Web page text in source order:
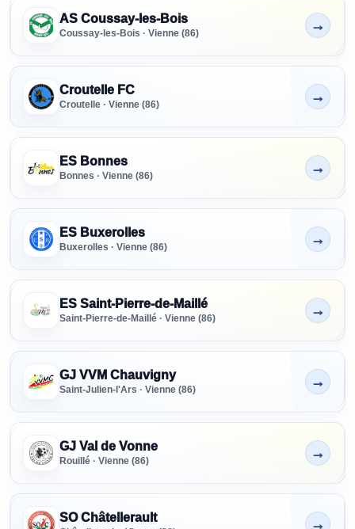
Tous niveaux
PRÉFORMATION
PARTENAIRE
Tous
AS Coussay-les-Bois
Coussay-les-Bois · Vienne (86)
Non indiqué
→
Croutelle FC
Croutelle · Vienne (86)
Non indiqué
→
ES Bonnes
Bonnes · Vienne (86)
Non indiqué
→
ES Buxerolles
Buxerolles · Vienne (86)
Non indiqué
→
ES Saint-Pierre-de-Maillé
Saint-Pierre-de-Maillé · Vienne (86)
Non indiqué
→
GJ VVM Chauvigny
Saint-Julien-l'Ars · Vienne (86)
Non indiqué
→
GJ Val de Vonne
Rouillé · Vienne (86)
Non indiqué
→
SO Châtellerault
Non indiqué
→